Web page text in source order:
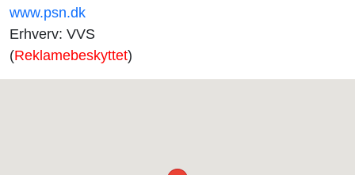
www.psn.dk
Erhverv: VVS
(Reklamebeskyttet)